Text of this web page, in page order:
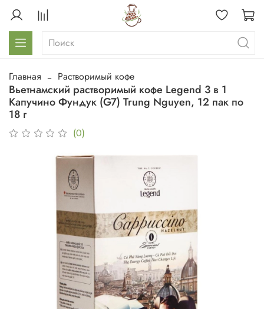
Главная Растворимый кофе
Вьетнамский растворимый кофе Legend 3 в 1
Капучино Фундук (G7) Trung Nguyen, 12 пак по
18 г
(0)